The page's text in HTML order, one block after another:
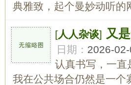
典雅致，起个曼妙动听的
[人人杂谈] 又
日期： 2026-
认真书写，一直
我在公共场合仍然是一个